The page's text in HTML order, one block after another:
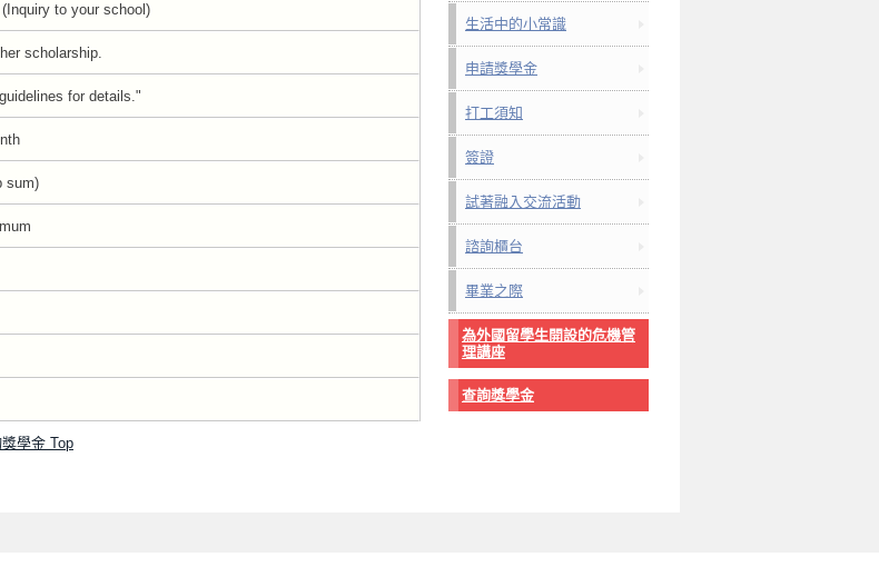
to your school)
scholarship.
for details."
sum)
學金 Top
生活中的小常識
申請獎學金
打工須知
簽證
試著融入交流活動
諮詢櫃台
畢業之際
為外國留學生開設的危機管
理講座
查詢獎學金